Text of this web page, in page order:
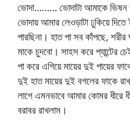
ভোদা……… ভোদাটা আমাকে ভিষন
ভোদায় আমার লেওড়াটা ঢুকিয়ে
পারছিনা। হাত পা সব কাঁপছে,
মাকে চুদবো। সাহস করে প্যান্টের
পা করে এগিয়ে মায়ের দুই পায়ের
দুই হাত মায়ের দুই বগলের ফাকে
লাগে এমনভাবে আমার কোমর ধীরে
বরাবর রাখলাম।